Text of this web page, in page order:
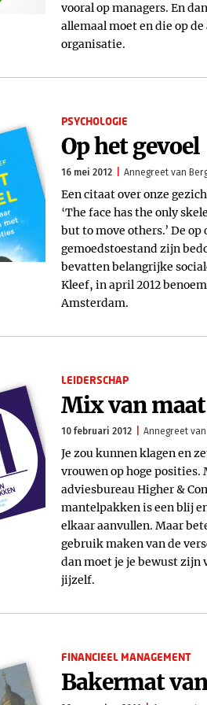
vooral op managers. En
allemaal moet en die op
organisatie.
PSYCHOLOGIE
Op het gevoel
16 mei 2012 Annegreet van
Een citaat over onze
‘The face has the only
but to move others.’ De
gemoedstoestand zijn
bevatten belangrijke
Kleef, in april 2012
Amsterdam.
LEIDERSCHAP
Mix van
10 februari 2012 Annegreet
Je zou kunnen klagen en
vrouwen op hoge
adviesbureau Higher &
mantelpakken is een blij
elkaar aanvullen. Maar
gebruik maken van de
dan moet je je bewust zijn
jijzelf.
FINANCIEEL MANAGEMENT
Bakermat